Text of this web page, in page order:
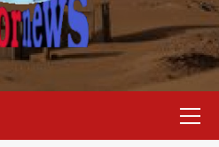
الرئيسية